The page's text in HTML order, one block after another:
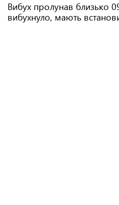
Вибух пролунав близько
вибухнуло, мають